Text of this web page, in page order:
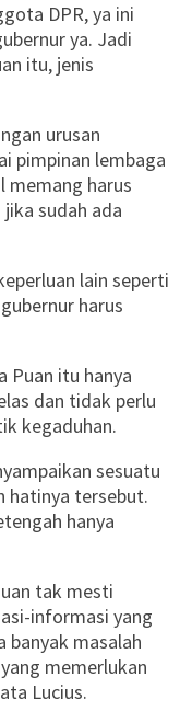
DPR, ya ini
ya. Jadi
itu, jenis
urusan
pimpinan lembaga
memang harus
sudah ada
lain seperti
harus
Puan itu hanya
dan tidak perlu
kegaduhan.
sesuatu
hatinya tersebut.
hanya
tak mesti
informasi yang
banyak masalah
memerlukan
Lucius.